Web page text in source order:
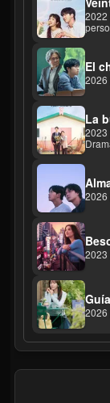
2022
El
2026
La
2023
2026
2023
2026